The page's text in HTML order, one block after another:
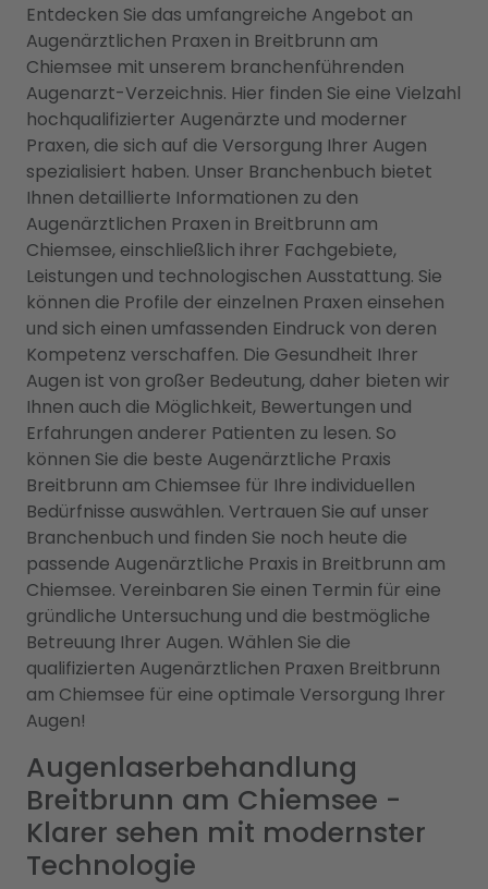
Entdecken Sie das umfangreiche Angebot an
Augenärztlichen Praxen in Breitbrunn am
Chiemsee mit unserem branchenführenden
Augenarzt-Verzeichnis. Hier finden Sie eine Vielzahl
hochqualifizierter Augenärzte und moderner
Praxen, die sich auf die Versorgung Ihrer Augen
spezialisiert haben. Unser Branchenbuch bietet
Ihnen detaillierte Informationen zu den
Augenärztlichen Praxen in Breitbrunn am
Chiemsee, einschließlich ihrer Fachgebiete,
Leistungen und technologischen Ausstattung. Sie
können die Profile der einzelnen Praxen einsehen
und sich einen umfassenden Eindruck von deren
Kompetenz verschaffen. Die Gesundheit Ihrer
Augen ist von großer Bedeutung, daher bieten wir
Ihnen auch die Möglichkeit, Bewertungen und
Erfahrungen anderer Patienten zu lesen. So
können Sie die beste Augenärztliche Praxis
Breitbrunn am Chiemsee für Ihre individuellen
Bedürfnisse auswählen. Vertrauen Sie auf unser
Branchenbuch und finden Sie noch heute die
passende Augenärztliche Praxis in Breitbrunn am
Chiemsee. Vereinbaren Sie einen Termin für eine
gründliche Untersuchung und die bestmögliche
Betreuung Ihrer Augen. Wählen Sie die
qualifizierten Augenärztlichen Praxen Breitbrunn
am Chiemsee für eine optimale Versorgung Ihrer
Augen!
Augenlaserbehandlung
Breitbrunn am Chiemsee -
Klarer sehen mit modernster
Technologie